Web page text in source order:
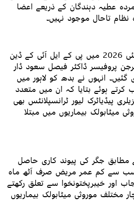
عطیہ دہندگان کے ذریعے اعضا
نظام تاحال موجود نہیں۔
یہ پیچیدہ پیوند کاریاں مئی 2026 میں پی کے ایل آئی کے ڈین
پروفیسر ڈاکٹر فیصل سعود ڈار
انہوں نے بدھ کو لاہور میں
ہوئے بتایا کہ ان میں متعدد
پیڈیاٹرک لیور ٹرانسپلانٹس بھی
میٹابولک بیماریوں میں مبتلا
مطابق جگر کی پیوند کاری حاصل
سب سے کم عمر مریض صرف آٹھ ماہ
اور خیبرپختونخوا سے تعلق رکھتے
مختلف موروثی میٹابولک بیماریوں